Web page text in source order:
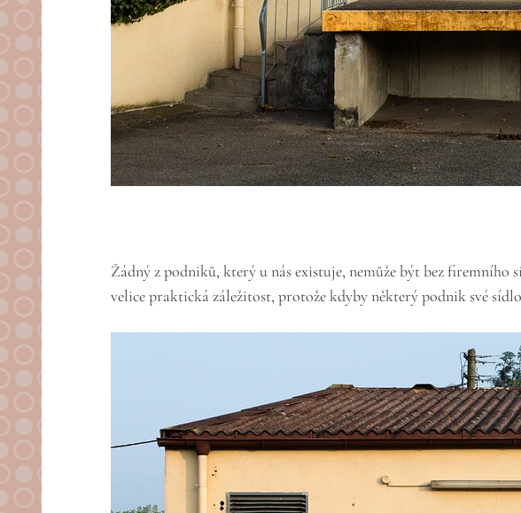
Žádný z podniků, který u nás existuje, nemůže být bez firemního
velice praktická záležitost, protože kdyby některý podnik své